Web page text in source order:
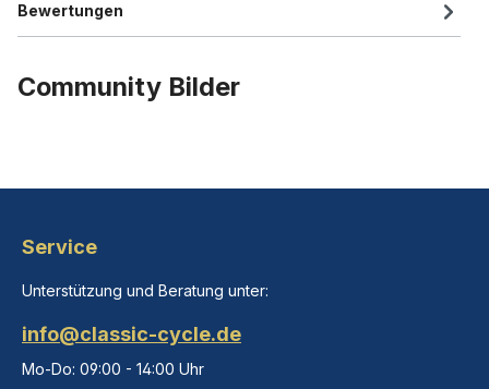
Bewertungen
Community Bilder
Service
Unterstützung und Beratung unter:
info@classic-cycle.de
Mo-Do: 09:00 - 14:00 Uhr